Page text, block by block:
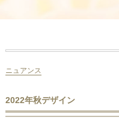
ニュアンス
2022年秋デザイン